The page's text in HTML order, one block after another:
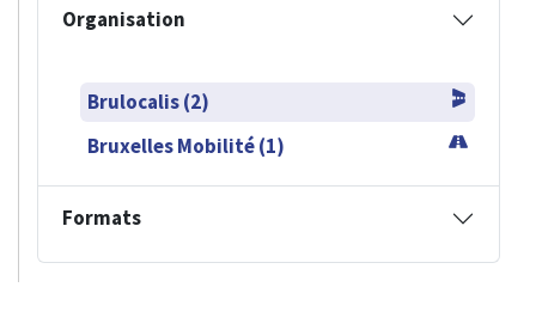
Organisation
Brulocalis (2)
Bruxelles Mobilité (1)
Formats